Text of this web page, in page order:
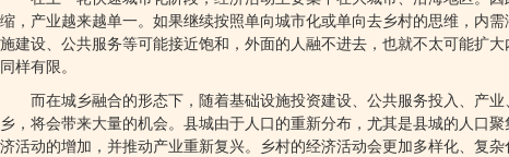
缩，产业越来越单一。如果继续按照单向城市化或单向去乡村的思维，内
施建设、公共服务等可能接近饱和，外面的人融不进去，也就不太可能扩
同样有限。
而在城乡融合的形态下，随着基础设施投资建设、公共服务投入、产业
乡，将会带来大量的机会。县城由于人口的重新分布，尤其是县城的人口
济活动的增加，并推动产业重新复兴。乡村的经济活动会更加多样化、复